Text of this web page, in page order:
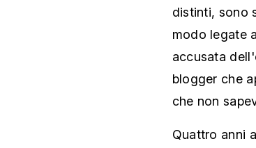
distinti, sono
modo legate
accusata
blogger che
che non
Quattro anni